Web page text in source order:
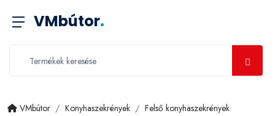
VMbútor.
VMbútor Konyhaszekrények
Felső konyhaszekrények